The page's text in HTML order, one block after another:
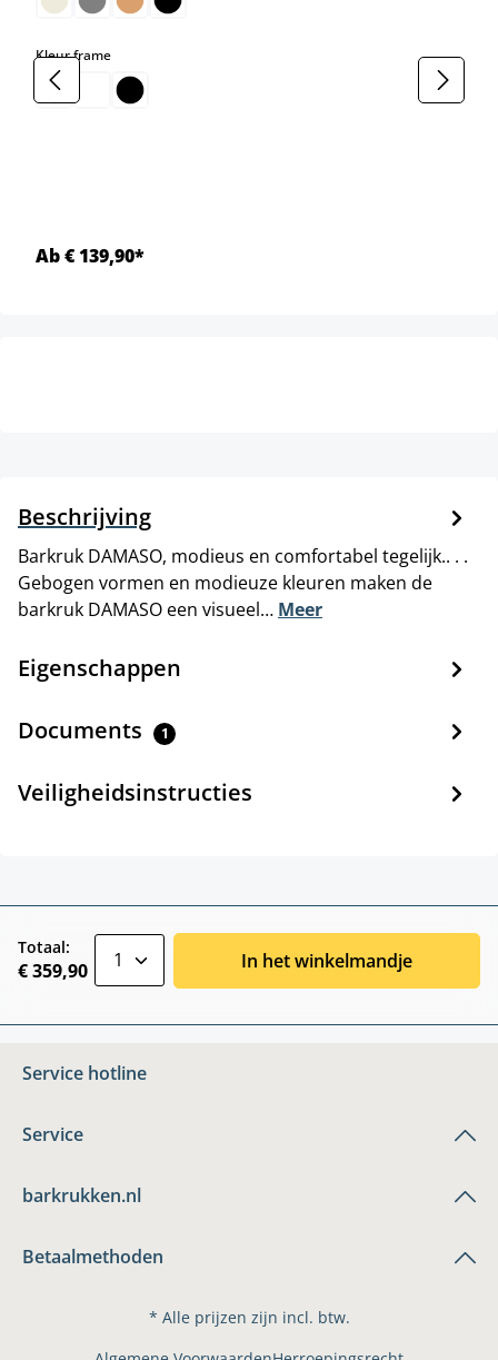
Kleur frameselect
Ab € 139,90*
Beschrijving
Barkruk DAMASO, modieus en comfortabel tegelijk.. . .
Gebogen vormen en modieuze kleuren maken de
barkruk DAMASO een visueel… Meer
Eigenschappen
Documents 1
Veiligheidsinstructies
Totaal:
€ 359,90 In het winkelmandje
Service hotline
Service
barkrukken.nl
Betaalmethoden
* Alle prijzen zijn incl. btw.